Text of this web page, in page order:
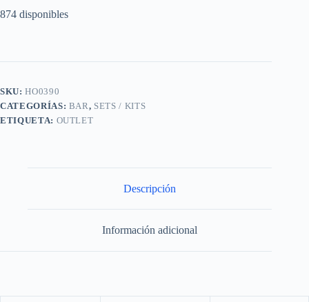
874 disponibles
SKU:HO0390
CATEGORÍAS: BAR, SETS / KITS
ETIQUETA: OUTLET
Descripción
Información adicional